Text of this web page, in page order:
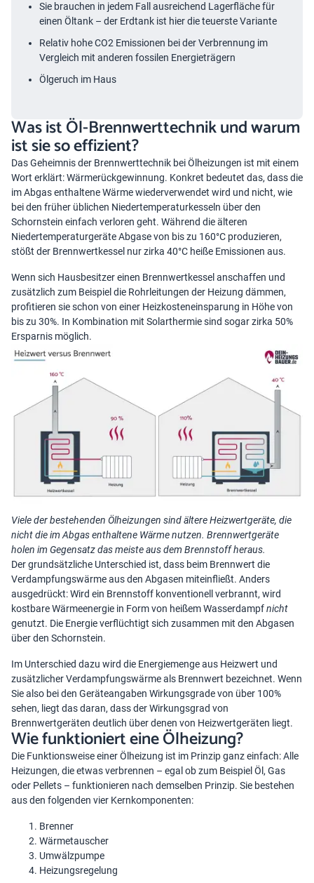
Sie brauchen in jedem Fall ausreichend Lagerfläche für
einen Öltank – der Erdtank ist hier die teuerste Variante
Relativ hohe CO2 Emissionen bei der Verbrennung im
Vergleich mit anderen fossilen Energieträgern
Ölgeruch im Haus
Was ist Öl-Brennwerttechnik und warum
ist sie so effizient?
Das Geheimnis der Brennwerttechnik bei Ölheizungen ist mit einem
Wort erklärt: Wärmerückgewinnung. Konkret bedeutet das, dass die
im Abgas enthaltene Wärme wiederverwendet wird und nicht, wie
bei den früher üblichen Niedertemperaturkesseln über den
Schornstein einfach verloren geht. Während die älteren
Niedertemperaturgeräte Abgase von bis zu 160°C produzieren,
stößt der Brennwertkessel nur zirka 40°C heiße Emissionen aus.
Wenn sich Hausbesitzer einen Brennwertkessel anschaffen und
zusätzlich zum Beispiel die Rohrleitungen der Heizung dämmen,
profitieren sie schon von einer Heizkosteneinsparung in Höhe von
bis zu 30%. In Kombination mit Solarthermie sind sogar zirka 50%
Ersparnis möglich.
Viele der bestehenden Ölheizungen sind ältere Heizwertgeräte, die
nicht die im Abgas enthaltene Wärme nutzen. Brennwertgeräte
holen im Gegensatz das meiste aus dem Brennstoff heraus.
Der grundsätzliche Unterschied ist, dass beim Brennwert die
Verdampfungswärme aus den Abgasen miteinfließt. Anders
ausgedrückt: Wird ein Brennstoff konventionell verbrannt, wird
kostbare Wärmeenergie in Form von heißem Wasserdampfnicht
genutzt. Die Energie verflüchtigt sich zusammen mit den Abgasen
über den Schornstein.
Im Unterschied dazu wird die Energiemenge aus Heizwert und
zusätzlicher Verdampfungswärme als Brennwert bezeichnet. Wenn
Sie also bei den Geräteangaben Wirkungsgrade von über 100%
sehen, liegt das daran, dass der Wirkungsgrad von
Brennwertgeräten deutlich über denen von Heizwertgeräten liegt.
Wie funktioniert eine Ölheizung?
Die Funktionsweise einer Ölheizung ist im Prinzip ganz einfach: Alle
Heizungen, die etwas verbrennen – egal ob zum Beispiel Öl, Gas
oder Pellets – funktionieren nach demselben Prinzip. Sie bestehen
aus den folgenden vier Kernkomponenten:
Brenner
Wärmetauscher
Umwälzpumpe
Heizungsregelung